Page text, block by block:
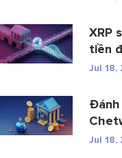
XRP
tiền
th...
Jul 18,
Đánh
dàng
Jul 18,